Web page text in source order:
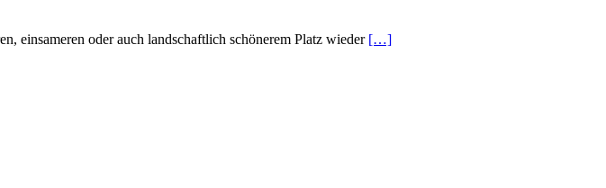
einsameren oder auch landschaftlich schönerem Platz wieder […]